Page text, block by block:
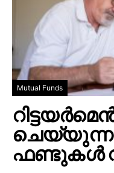
Mutual Funds
ഫണ്ടുകൾ